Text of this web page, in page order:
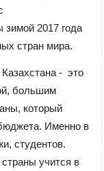
2017 года
стран мира.
- это
большим
который
Именно в
студентов.
учится в